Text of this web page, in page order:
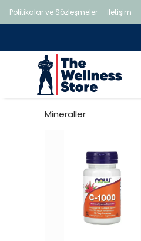
Politikalar ve Sözleşmeler İletişim
Mineraller